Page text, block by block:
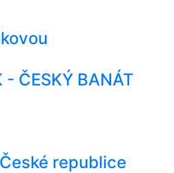
- ČESKÝ BANÁT
republice